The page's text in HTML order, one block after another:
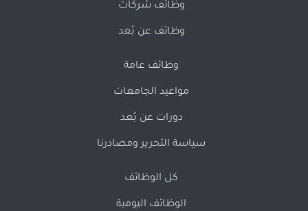
وظائف شركات
وظائف عن بُعد
وظائف عامة
مواعيد الجامعات
دورات عن بُعد
سياسة التحرير ومصادرنا
كل الوظائف
الوظائف اليومية